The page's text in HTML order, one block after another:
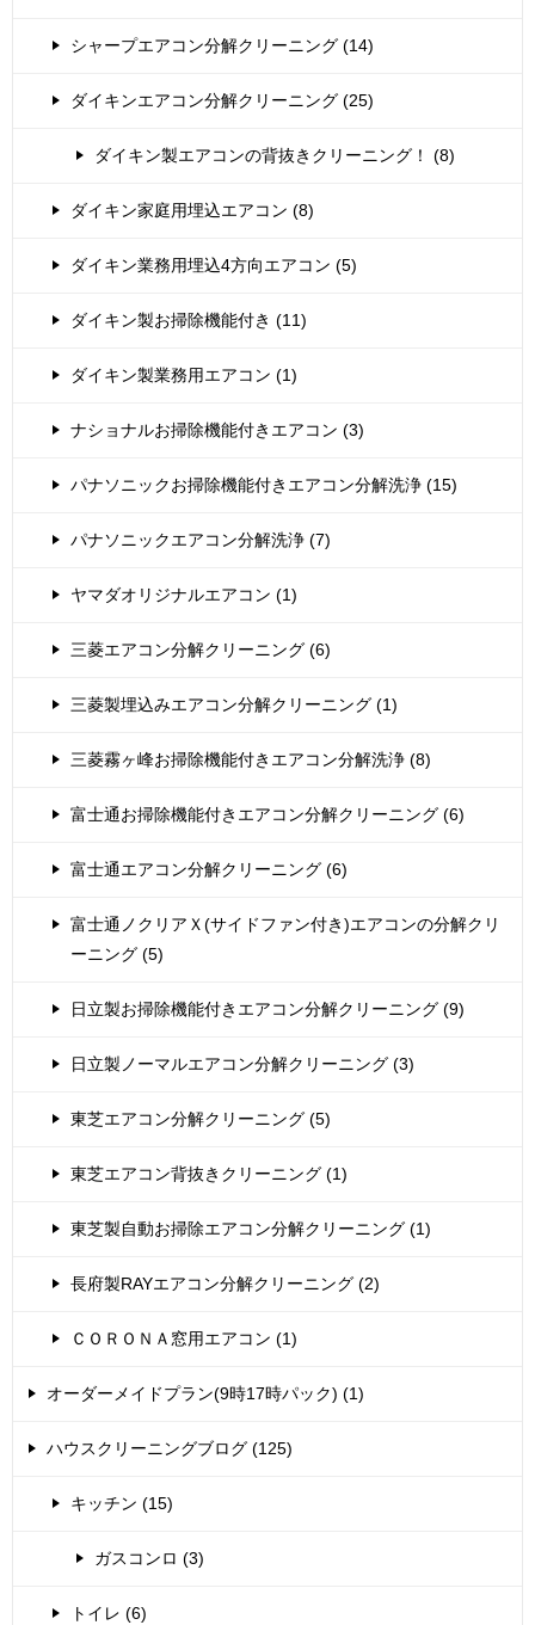
シャープエアコン分解クリーニング (14)
ダイキンエアコン分解クリーニング (25)
ダイキン製エアコンの背抜きクリーニング！ (8)
ダイキン家庭用埋込エアコン (8)
ダイキン業務用埋込4方向エアコン (5)
ダイキン製お掃除機能付き (11)
ダイキン製業務用エアコン (1)
ナショナルお掃除機能付きエアコン (3)
パナソニックお掃除機能付きエアコン分解洗浄 (15)
パナソニックエアコン分解洗浄 (7)
ヤマダオリジナルエアコン (1)
三菱エアコン分解クリーニング (6)
三菱製埋込みエアコン分解クリーニング (1)
三菱霧ヶ峰お掃除機能付きエアコン分解洗浄 (8)
富士通お掃除機能付きエアコン分解クリーニング (6)
富士通エアコン分解クリーニング (6)
富士通ノクリアＸ(サイドファン付き)エアコンの分解クリ
ーニング (5)
日立製お掃除機能付きエアコン分解クリーニング (9)
日立製ノーマルエアコン分解クリーニング (3)
東芝エアコン分解クリーニング (5)
東芝エアコン背抜きクリーニング (1)
東芝製自動お掃除エアコン分解クリーニング (1)
長府製RAYエアコン分解クリーニング (2)
ＣＯＲＯＮＡ窓用エアコン (1)
オーダーメイドプラン(9時17時パック) (1)
ハウスクリーニングブログ (125)
キッチン (15)
ガスコンロ (3)
トイレ (6)